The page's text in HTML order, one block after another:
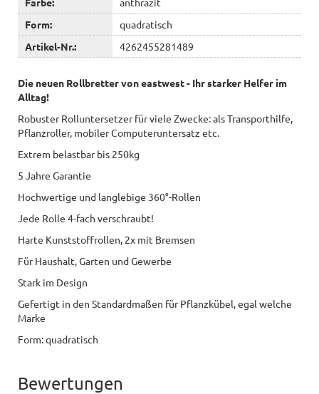
Form:
quadratisch
Artikel-Nr.:
4262455281489
Die neuen Rollbretter von eastwest - Ihr starker Helfer im
Alltag!
Robuster Rolluntersetzer für viele Zwecke: als Transporthilfe,
Pflanzroller, mobiler Computeruntersatz etc.
Extrem belastbar bis 250kg
5 Jahre Garantie
Hochwertige und langlebige 360°-Rollen
Jede Rolle 4-fach verschraubt!
Harte Kunststoffrollen, 2x mit Bremsen
Für Haushalt, Garten und Gewerbe
Stark im Design
Gefertigt in den Standardmaßen für Pflanzkübel, egal welche
Marke
Form: quadratisch
Bewertungen